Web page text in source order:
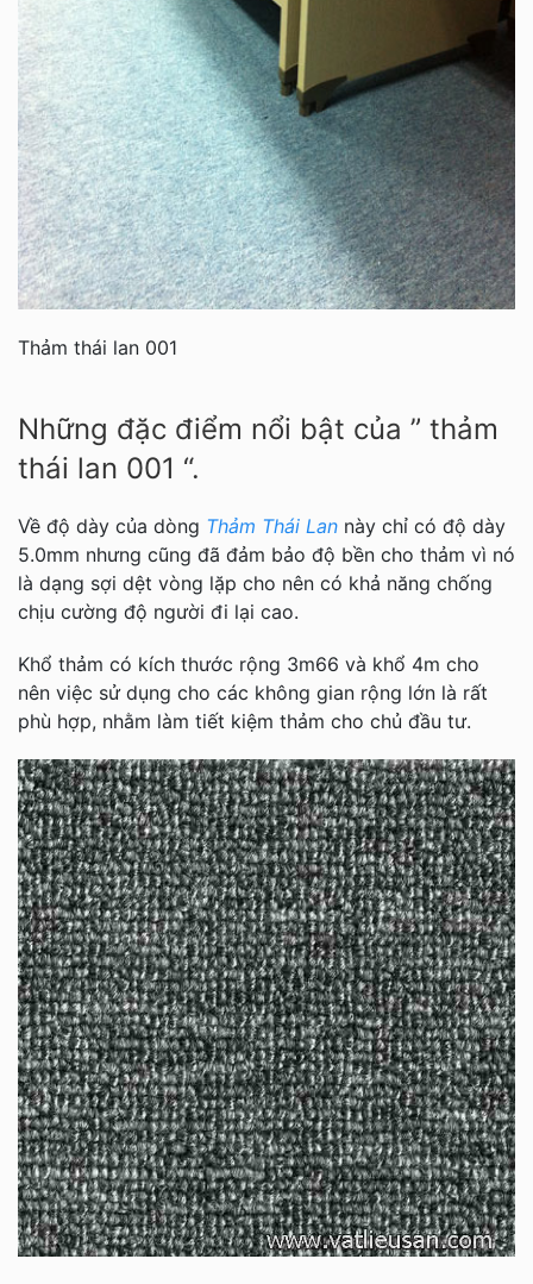
Thảm thái lan 001
Những đặc điểm nổi bật của ” thảm
thái lan 001 “.
Về độ dày của dòng Thảm Thái Lan này chỉ có độ dày
5.0mm nhưng cũng đã đảm bảo độ bền cho thảm vì nó
là dạng sợi dệt vòng lặp cho nên có khả năng chống
chịu cường độ người đi lại cao.
Khổ thảm có kích thước rộng 3m66 và khổ 4m cho
nên việc sử dụng cho các không gian rộng lớn là rất
phù hợp, nhằm làm tiết kiệm thảm cho chủ đầu tư.